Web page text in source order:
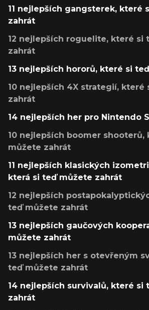
11 nejlepších gangsterek, které
zahrát
12 nejlepších roguelite, které si
zahrát
13 nejlepších hororů, které si
10 nejlepších 4X strategií, které
zahrát
14 nejlepších her pro Nintendo
10 nejlepších boomer shooterů,
můžete zahrát
11 nejlepších klasických
která si teď můžete zahrát
12 nejlepších
teď můžete zahrát
13 nejlepších gaučových
můžete zahrát
13 nejlepších her s otevřeným
teď můžete zahrát
14 nejlepších survivalů, které si
zahrát